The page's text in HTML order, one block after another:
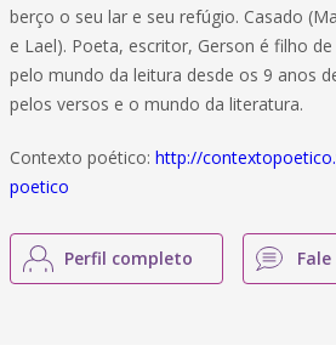
berço o seu lar e seu refúgio. Casado
e Lael). Poeta, escritor, Gerson é filho
pelo mundo da leitura desde os 9 anos
pelos versos e o mundo da literatura.
Contexto poético: http://
poetico
Perfil completo